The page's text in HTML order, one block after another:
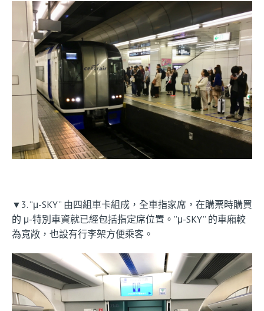
▼3. “μ-SKY” 由四組車卡組成，全車指家席，在購票時購買
的 μ-特別車資就已經包括指定席位置。”μ-SKY” 的車廂較
為寬敞，也設有行李架方便乘客。